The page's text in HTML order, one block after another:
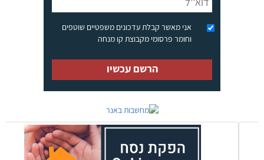
אני מאשר קבלת עדכונים משפטיים שוטפים
וחומר פרסומי מקבוצת קו מנחה
הרשם עכשיו